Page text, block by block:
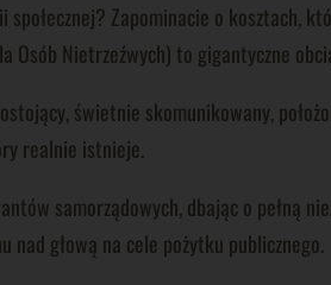
społecznej? Zapominacie o
Osób Nietrzeźwych) to gigantyczne
świetnie skomunikowany,
realnie istnieje.
samorządowych, dbając o pełną
nad głową na cele pożytku publicznego.